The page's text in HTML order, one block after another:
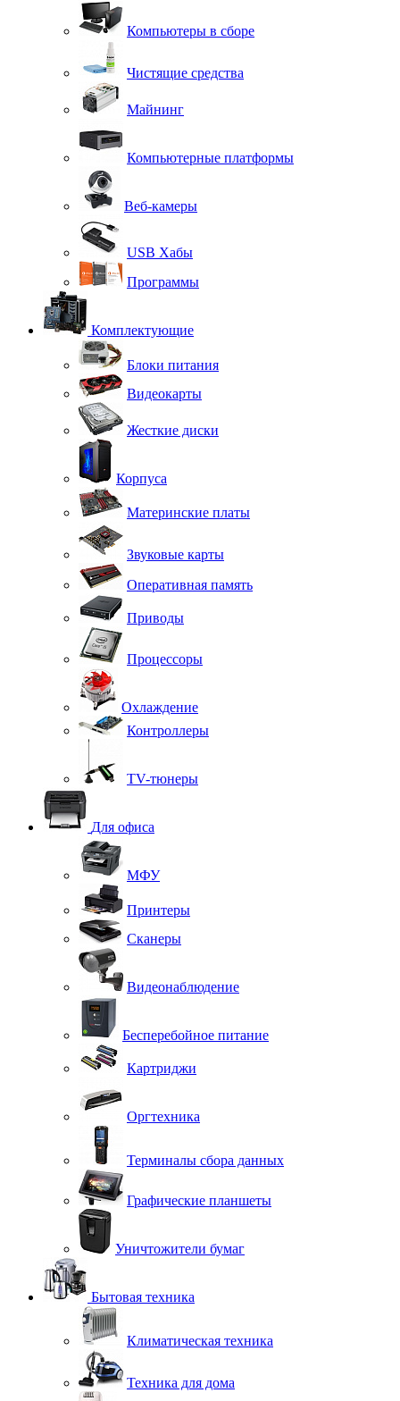
Компьютеры в сборе
Чистящие средства
Майнинг
Компьютерные платформы
Веб-камеры
USB Хабы
Программы
Комплектующие
Блоки питания
Видеокарты
Жесткие диски
Корпуса
Материнские платы
Звуковые карты
Оперативная память
Приводы
Процессоры
Охлаждение
Контроллеры
TV-тюнеры
Для офиса
МФУ
Принтеры
Сканеры
Видеонаблюдение
Бесперебойное питание
Картриджи
Оргтехника
Терминалы сбора данных
Графические планшеты
Уничтожители бумаг
Бытовая техника
Климатическая техника
Техника для дома